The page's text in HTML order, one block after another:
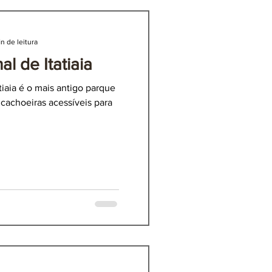
de Itatiaia
é o mais antigo parque
acessíveis para
de leitura
sobre
de Itatiaia
é o mais antigo parque
acessíveis para
de leitura